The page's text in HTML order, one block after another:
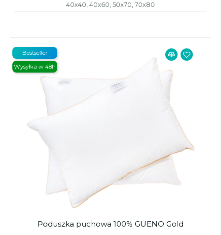
40x40, 40x60, 50x70, 70x80
Poduszka puchowa 100% GUENO Gold
Bestseller
Wysyłka w 48h